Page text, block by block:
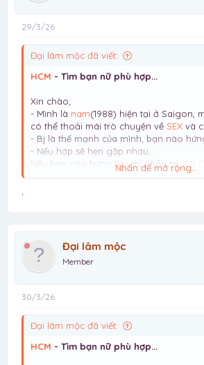
29/3/26
Đại lâm mộc đã viết:
HCM - Tìm bạn nữ phù hợp...
Xin chào,
- Mình là nam(1988) hiện tại ở Saigon,
có thể thoải mái trò chuyện về SEX và
- Bj là thế mạnh của mình, bạn nào
- Nếu hợp sẽ hẹn gặp nhau.
Nếu bạn nào hứng thú thì nhắn tinZALO
Lưu ý: mình chỉ tìm NỮ, giới tính khác
Nhấn để mở rộng...
.
Đại lâm mộc
Member
30/3/26
Đại lâm mộc đã viết:
HCM - Tìm bạn nữ phù hợp...